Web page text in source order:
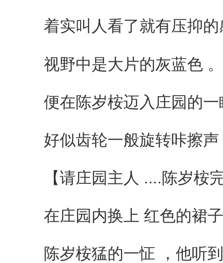
着实叫人看了就有压抑的
视野中是大片的灰蓝色 。
便在陈岁桉迈入庄园的一
好似齿轮一般旋转咔擦声
【请庄园主人 ....陈岁桉完
在庄园内换上 红色的裙
陈岁桉猛的一怔 ，他听到